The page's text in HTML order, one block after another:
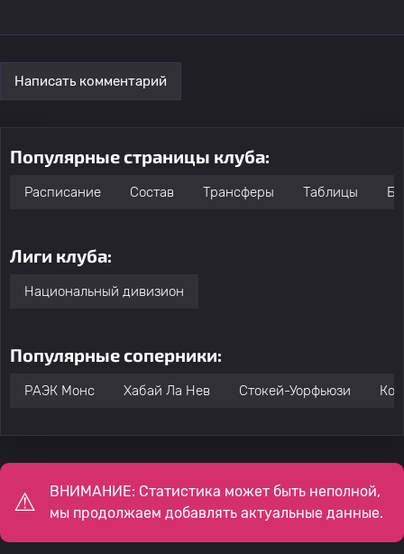
Написать комментарий
Популярные страницы клуба:
Расписание Состав Трансферы Таблицы
Лиги клуба:
Национальный дивизион
Популярные соперники:
РАЭК Монс Хабай Ла Нев Стокей-Уорфьюзи
ВНИМАНИЕ: Статистика может быть неполной,
мы продолжаем добавлять актуальные данные.